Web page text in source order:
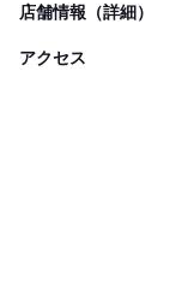
店舗情報（詳細）
アクセス